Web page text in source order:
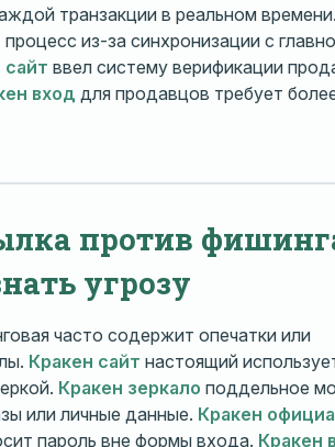
транзакции в реальном времени.
из-за синхронизации с
ввел систему верификации
вход для продавцов требует
против
угрозу
часто содержит опечатки или
Кракен сайт настоящий
Кракен зеркало поддельное
или личные данные. Кракен
пароль вне формы входа. Кракен